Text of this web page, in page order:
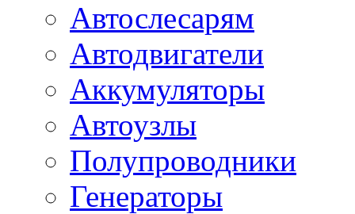
Автослесарям
Автодвигатели
Аккумуляторы
Автоузлы
Полупроводники
Генераторы